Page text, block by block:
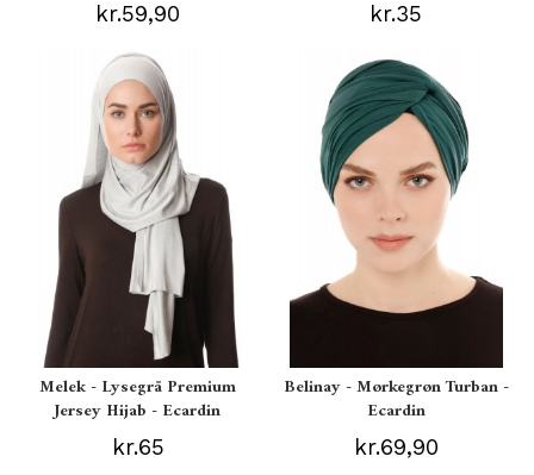
kr.59,90 kr.35
Melek - Lysegrå Premium
Jersey Hijab - Ecardin
kr.65
Belinay - Mørkegrøn Turban -
Ecardin
kr.69,90